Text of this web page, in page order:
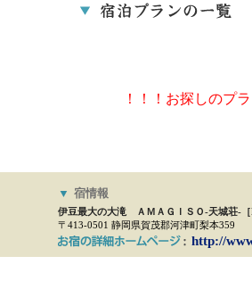
！！！お探しのプ
▼ 宿情報
伊豆最大の大滝 ＡＭＡＧＩＳＯ-天城荘-［
〒413-0501 静岡県賀茂郡河津町梨本359
http://